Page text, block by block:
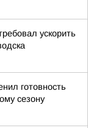
ускорить
готовность
сезону